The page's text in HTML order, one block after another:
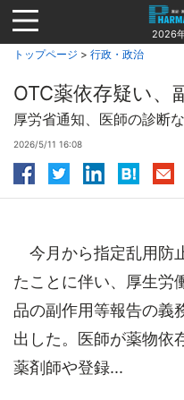
Jump
to
navigation
2026
トップページ > 行政・政治
OTC薬依存疑い、
厚労省通知、医師の診断
2026/5/11 16:08
今月から指定乱用防
たことに伴い、厚生労
品の副作用等報告の義
出した。医師が薬物依
薬剤師や登録...